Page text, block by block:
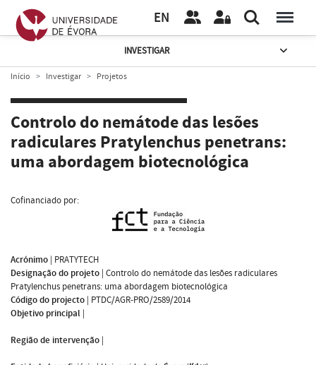
EN
INVESTIGAR
Início Investigar Projetos
Controlo do nemátode das lesões
radiculares Pratylenchus penetrans:
uma abordagem biotecnológica
Cofinanciado por:
Acrónimo | PRATYTECH
Designação do projeto | Controlo do nemátode das lesões radiculares
Pratylenchus penetrans: uma abordagem biotecnológica
Código do projecto | PTDC/AGR-PRO/2589/2014
Objetivo principal |
Região de intervenção |